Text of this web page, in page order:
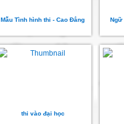
Mẫu Tình hình thi - Cao Đẳng Ngữ
thi vào đại học